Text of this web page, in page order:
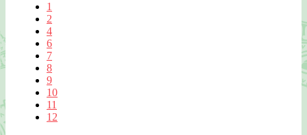
1
2
4
6
7
8
9
10
11
12